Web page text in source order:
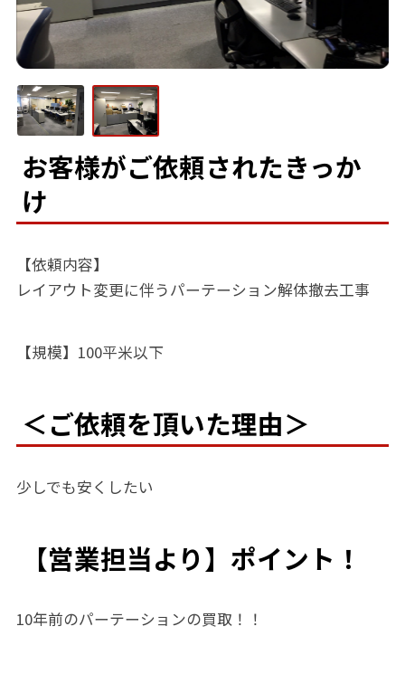
お客様がご依頼されたきっか
け
【依頼内容】
レイアウト変更に伴うパーテーション解体撤去工事
【規模】100平米以下
＜ご依頼を頂いた理由＞
少しでも安くしたい
【営業担当より】ポイント！
10年前のパーテーションの買取！！